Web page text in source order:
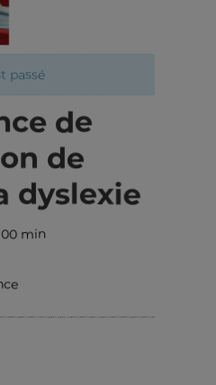
passé
de
de
dyslexie
00 min